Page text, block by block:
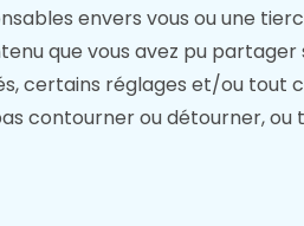
envers vous ou une
que vous avez pu partager
certains réglages et/ou tout
contourner ou détourner,